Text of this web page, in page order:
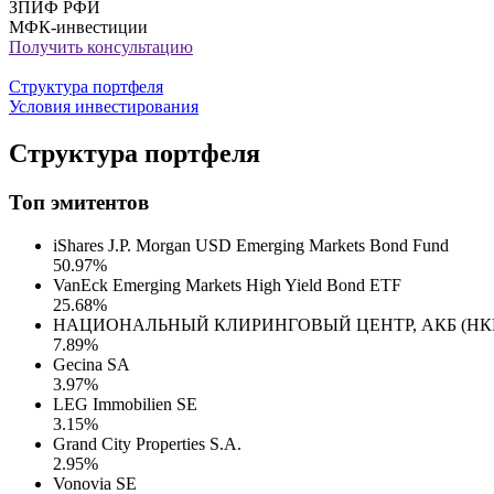
ЗПИФ РФИ
МФК-инвестиции
Получить консультацию
Структура портфеля
Условия инвестирования
Структура портфеля
Топ эмитентов
iShares J.P. Morgan USD Emerging Markets Bond Fund
50.97%
VanEck Emerging Markets High Yield Bond ETF
25.68%
НАЦИОНАЛЬНЫЙ КЛИРИНГОВЫЙ ЦЕНТР, АКБ
7.89%
Gecina SA
3.97%
LEG Immobilien SE
3.15%
Grand City Properties S.A.
2.95%
Vonovia SE